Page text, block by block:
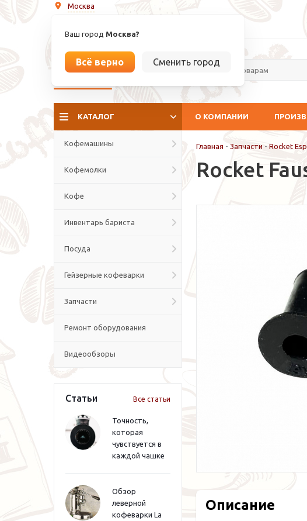
Москва
Ваш город Москва?
Всё верно Сменить город
La culture del caffé
КАТАЛОГ О КОМПАНИИ
Кофемашины
Кофемолки
Кофе
Инвентарь бариста
Посуда
Гейзерные кофеварки
Запчасти
Ремонт оборудования
Видеообзоры
Статьи Все статьи
Точность,
которая
чувствуется в
каждой чашке
Обзор
леверной
кофеварки La
Главная - Запчасти - Rocket
Rocket
Описание